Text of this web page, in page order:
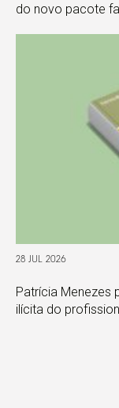
do novo pacote
28 JUL 2026
Patrícia Menezes
ilícita do